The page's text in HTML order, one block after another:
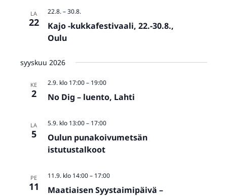
LA
22
Kajo -kukkafestivaali, 22.-30.8.,
Oulu
22.8.–30.8.
syyskuu 2026
KE
2 No Dig – luento, Lahti
2.9. klo 17:00– 19:00
LA
5
Oulun punakoivumetsän
istutustalkoot
5.9. klo 13:00– 17:00
PE
11
Maatiaisen Syystaimipäivä –
11.9. klo 14:00– 17:00